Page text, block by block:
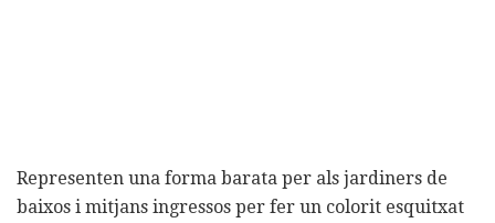
Representen una forma barata per als jardiners de
baixos i mitjans ingressos per fer un colorit esquitxat